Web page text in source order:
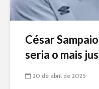
César
seria o mais
20 de abril de 2025